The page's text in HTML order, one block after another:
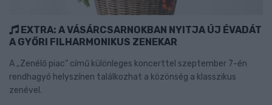
EXTRA: A VÁSÁRCSARNOKBAN NYITJA ÚJ ÉVADÁT
A GYŐRI FILHARMONIKUS ZENEKAR
A „Zenélő piac” című különleges koncerttel szeptember 7-én
rendhagyó helyszínen találkozhat a közönség a klasszikus
zenével.